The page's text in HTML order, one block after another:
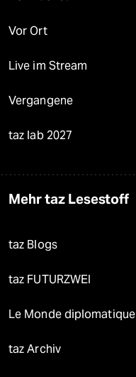
Vor Ort
Live im Stream
Vergangene
taz lab 2027
Mehr taz Lesestoff
taz Blogs
taz FUTURZWEI
Le Monde diplomatique
taz Archiv